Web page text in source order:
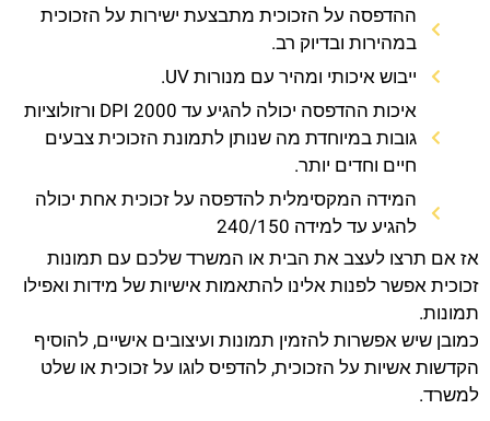
ההדפסה על הזכוכית מתבצעת ישירות על הזכוכית
במהירות ובדיוק רב.
ייבוש איכותי ומהיר עם מנורות UV.
איכות ההדפסה יכולה להגיע עד 2000 DPI ורזולוציות
גובות במיוחדת מה שנותן לתמונת הזכוכית צבעים
חיים וחדים יותר.
המידה המקסימלית להדפסה על זכוכית אחת יכולה
להגיע עד למידה 240/150
אז אם תרצו לעצב את הבית או המשרד שלכם עם תמונות
זכוכית אפשר לפנות אלינו להתאמות אישיות של מידות ואפילו
תמונות.
כמובן שיש אפשרות להזמין תמונות ועיצובים אישיים, להוסיף
הקדשות אשיות על הזכוכית, להדפיס לוגו על זכוכית או שלט
למשרד.